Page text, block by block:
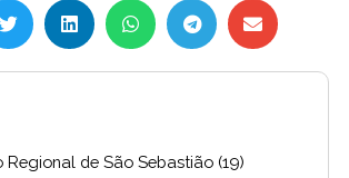
Regional de São Sebastião (19)